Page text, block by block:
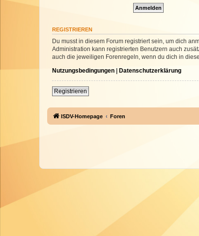
REGISTRIEREN
Du musst in diesem Forum registriert sein, um dich
Administration kann registrierten Benutzern auch
auch die jeweiligen Forenregeln, wenn du dich in
Nutzungsbedingungen | Datenschutzerklärung
Registrieren
ISDV-Homepage Foren